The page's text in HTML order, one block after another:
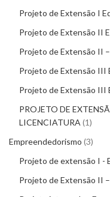
Projeto de Extensão I
Projeto de Extensão II
Projeto de Extensão II
Projeto de Extensão III
Projeto de Extensão III
PROJETO DE
LICENCIATURA 1
Empreendedorismo 3
Projeto de extensão I -
Projeto de Extensão II